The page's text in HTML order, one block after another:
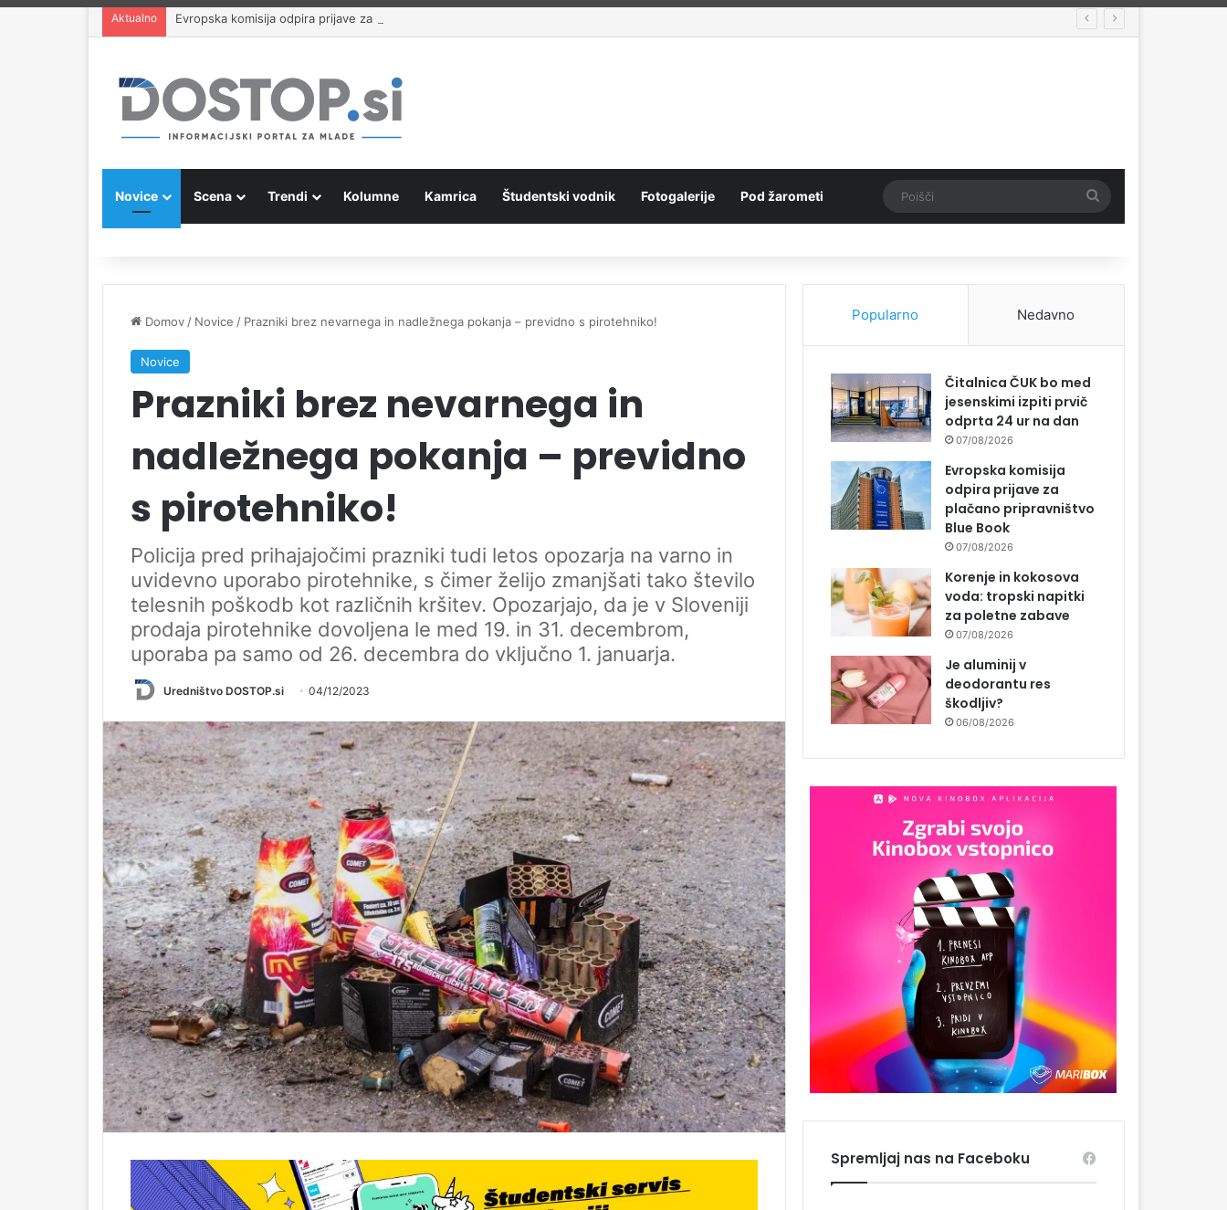
Aktualno Evropska komisija odpira prijave za plačano pripravništvo Blue Book
Novice Scena Trendi Kolumne Kamrica Študentski vodnik Fotogalerije Pod žarometi
Domov / Novice / Prazniki brez nevarnega in nadležnega pokanja – previdno s pirotehniko!
Novice
Prazniki brez nevarnega in
nadležnega pokanja – previdno
s pirotehniko!
Policija pred prihajajočimi prazniki tudi letos opozarja na varno in
uvidevno uporabo pirotehnike, s čimer želijo zmanjšati tako število
telesnih poškodb kot različnih kršitev. Opozarjajo, da je v Sloveniji
prodaja pirotehnike dovoljena le med 19. in 31. decembrom,
uporaba pa samo od 26. decembra do vključno 1. januarja.
Uredništvo DOSTOP.si 04/12/2023
Popularno Nedavno
Čitalnica ČUK bo med
jesenskimi izpiti prvič
odprta 24 ur na dan
07/08/2026
Evropska komisija
odpira prijave za
plačano pripravništvo
Blue Book
07/08/2026
Korenje in kokosova
voda: tropski napitki
za poletne zabave
07/08/2026
Je aluminij v
deodorantu res
škodljiv?
06/08/2026
Spremljaj nas na Faceboku